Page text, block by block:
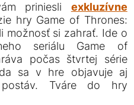
priniesli exkluzívne
hry Game of Thrones:
možnosť si zahrať. Ide o
seriálu Game of
počas štvrtej série
sa v hre objavuje aj
postáv. Tváre do hry